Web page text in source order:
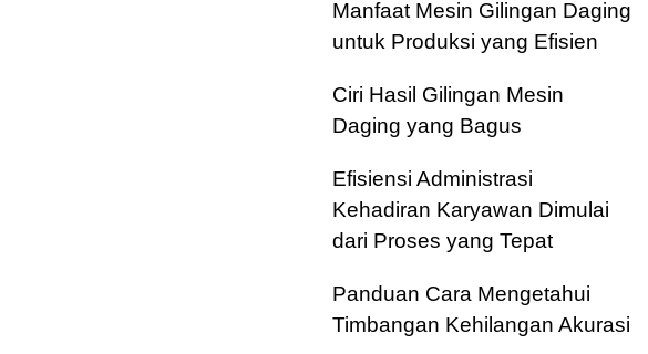
Manfaat Mesin Gilingan Daging
untuk Produksi yang Efisien
Ciri Hasil Gilingan Mesin
Daging yang Bagus
Efisiensi Administrasi
Kehadiran Karyawan Dimulai
dari Proses yang Tepat
Panduan Cara Mengetahui
Timbangan Kehilangan Akurasi